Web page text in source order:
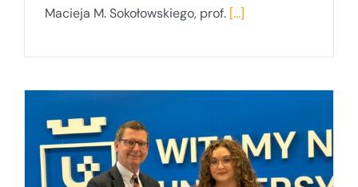
Macieja M. Sokołowskiego, prof. [...]